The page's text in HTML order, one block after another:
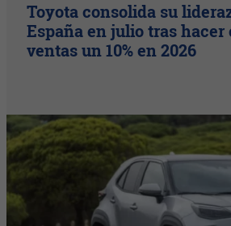
Toyota consolida su
España en julio tras hacer
ventas un 10% en 2026